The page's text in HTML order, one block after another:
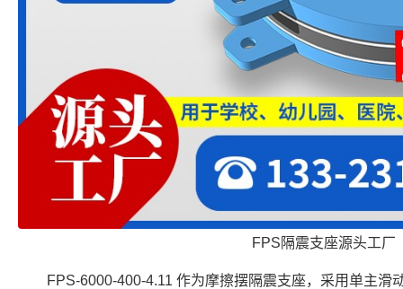
FPS隔震支座源头工厂
FPS-6000-400-4.11 作为摩擦摆隔震支座，采用单主滑